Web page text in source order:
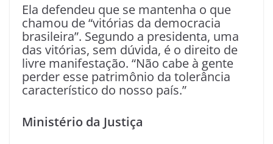
Ela defendeu que se mantenha o que
chamou de “vitórias da democracia
brasileira”. Segundo a presidenta, uma
das vitórias, sem dúvida, é o direito de
livre manifestação. “Não cabe à gente
perder esse patrimônio da tolerância
característico do nosso país.”
Ministério da Justiça